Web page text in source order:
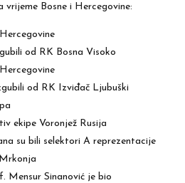
Bosne i Hercegovine:
od RK Bosna Visoko
od RK Izviđač Ljubuški
ekipe Voronjež Rusija
su bili selektori A reprezentacije
Mensur Sinanović je bio